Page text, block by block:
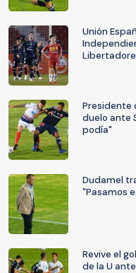
Unión
Presidente
duelo ante
podía"
Dudamel
"Pasamos
Revive el
de la U